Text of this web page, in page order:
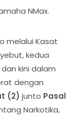
NMax.
melalui Kasat
kedua
kini dalam
dengan
(2) junto Pasal
Narkotika,